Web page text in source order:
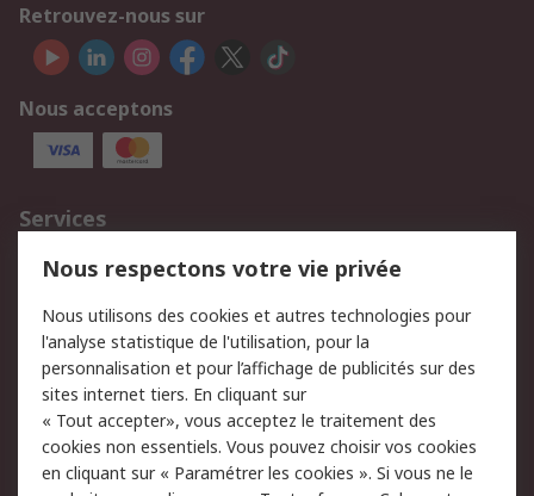
Retrouvez-nous sur
Nous acceptons
Services
750.000 produits
2.500 marques
Retours
Support technique
Track & trace
Legal
Politique de cookies
Sécurité des e-mails
Nous respectons votre vie privée
Nous utilisons des cookies et autres technologies pour
l'analyse statistique de l'utilisation, pour la
personnalisation et pour l’affichage de publicités sur des
sites internet tiers. En cliquant sur
« Tout accepter», vous acceptez le traitement des
cookies non essentiels. Vous pouvez choisir vos cookies
en cliquant sur « Paramétrer les cookies ». Si vous ne le